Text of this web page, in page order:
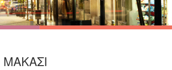
ΜΑΚΑΣΙ